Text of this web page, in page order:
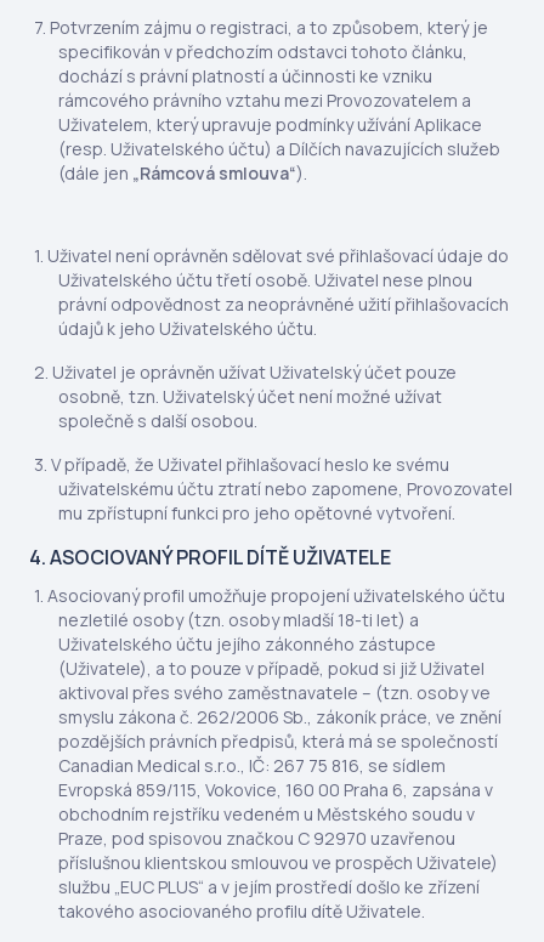
Potvrzením zájmu o registraci, a to způsobem, který je
specifikován v předchozím odstavci tohoto článku,
dochází s právní platností a účinnosti ke vzniku
rámcového právního vztahu mezi Provozovatelem a
Uživatelem, který upravuje podmínky užívání Aplikace
(resp. Uživatelského účtu) a Dílčích navazujících služeb
(dále jen „Rámcová smlouva“).
Uživatel není oprávněn sdělovat své přihlašovací údaje do
Uživatelského účtu třetí osobě. Uživatel nese plnou
právní odpovědnost za neoprávněné užití přihlašovacích
údajů k jeho Uživatelského účtu.
Uživatel je oprávněn užívat Uživatelský účet pouze
osobně, tzn. Uživatelský účet není možné užívat
společně s další osobou.
V případě, že Uživatel přihlašovací heslo ke svému
uživatelskému účtu ztratí nebo zapomene, Provozovatel
mu zpřístupní funkci pro jeho opětovné vytvoření.
4. ASOCIOVANÝ PROFIL DÍTĚ UŽIVATELE
Asociovaný profil umožňuje propojení uživatelského účtu
nezletilé osoby (tzn. osoby mladší 18-ti let) a
Uživatelského účtu jejího zákonného zástupce
(Uživatele), a to pouze v případě, pokud si již Uživatel
aktivoval přes svého zaměstnavatele – (tzn. osoby ve
smyslu zákona č. 262/2006 Sb., zákoník práce, ve znění
pozdějších právních předpisů, která má se společností
Canadian Medical s.r.o., IČ: 267 75 816, se sídlem
Evropská 859/115, Vokovice, 160 00 Praha 6, zapsána v
obchodním rejstříku vedeném u Městského soudu v
Praze, pod spisovou značkou C 92970 uzavřenou
příslušnou klientskou smlouvou ve prospěch Uživatele)
službu „EUC PLUS“ a v jejím prostředí došlo ke zřízení
takového asociovaného profilu dítě Uživatele.